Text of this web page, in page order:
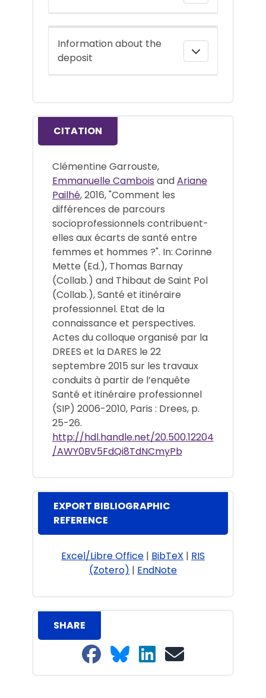
Information about the
deposit
CITATION
Clémentine Garrouste,
Emmanuelle Cambois andAriane
Pailhé, 2016, "Comment les
différences de parcours
socioprofessionnels contribuent-
elles aux écarts de santé entre
femmes et hommes ?". In: Corinne
Mette (Ed.), Thomas Barnay
(Collab.) and Thibaut de Saint Pol
(Collab.), Santé et itinéraire
professionnel. Etat de la
connaissance et perspectives.
Actes du colloque organisé par la
DREES et la DARES le 22
septembre 2015 sur les travaux
conduits à partir de l’enquête
Santé et itinéraire professionnel
(SIP) 2006-2010, Paris : Drees, p.
25-26.
http://hdl.handle.net/20.500.12204
/AWY0BV5FdQi8TdNCmyPb
EXPORT BIBLIOGRAPHIC
REFERENCE
Excel/Libre Office | BibTeX | RIS
(Zotero) | EndNote
SHARE
Share on Facebook
Share on Bluesky
Share on LinkedIn